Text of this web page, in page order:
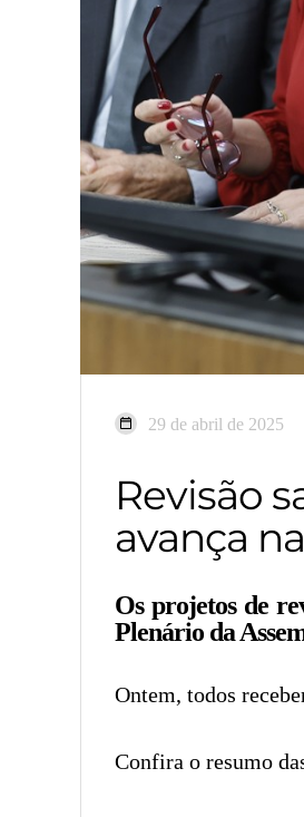
29 de abril de 2025
Revisão
avança
Os projetos de
Plenário da
Ontem, todos
Confira o resumo